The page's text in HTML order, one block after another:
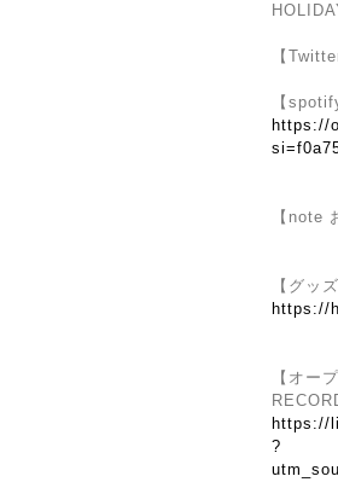
【
【
https://
【note
【グッ
https://
【オー
https://
?